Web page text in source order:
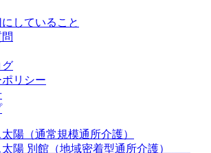
していること
グ
リシー
陽（通常規模通所介護）
陽 別館（地域密着型通所介護）